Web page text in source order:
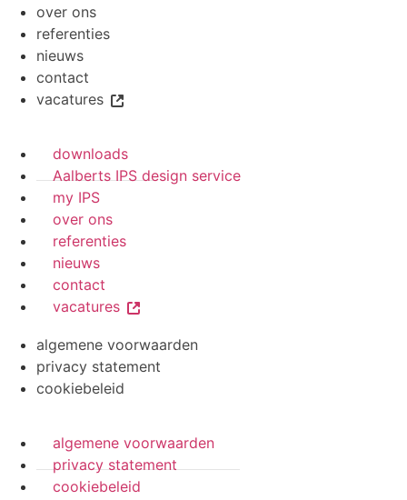
over ons
referenties
nieuws
contact
vacatures
downloads
Aalberts IPS design service
my IPS
over ons
referenties
nieuws
contact
vacatures
algemene voorwaarden
privacy statement
cookiebeleid
algemene voorwaarden
privacy statement
cookiebeleid